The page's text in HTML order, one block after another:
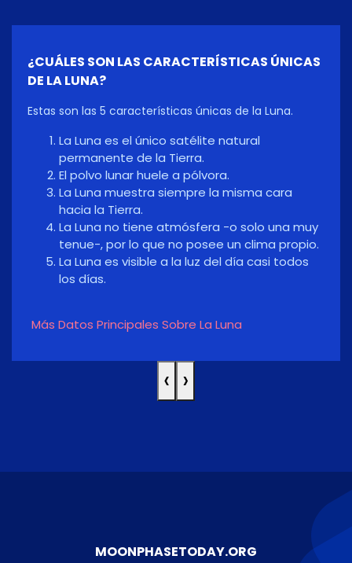
¿CUÁLES SON LAS CARACTERÍSTICAS ÚNICAS
DE LA LUNA?
Estas son las 5 características únicas de la Luna.
La Luna es el único satélite natural
permanente de la Tierra.
El polvo lunar huele a pólvora.
La Luna muestra siempre la misma cara
hacia la Tierra.
La Luna no tiene atmósfera -o solo una muy
tenue-, por lo que no posee un clima propio.
La Luna es visible a la luz del día casi todos
los días.
Más Datos Principales Sobre La Luna
‹ ›
MOONPHASETODAY.ORG